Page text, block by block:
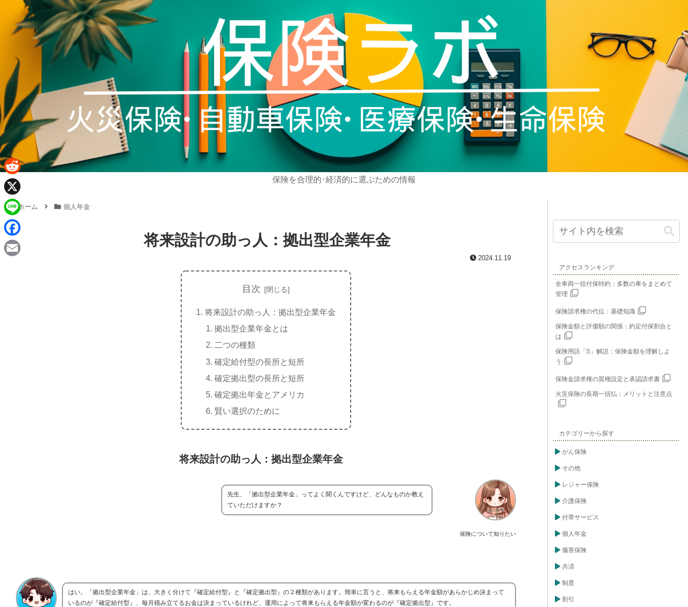
保険を合理的･経済的に選ぶための情報
ホーム 個人年金
将来設計の助っ人：拠出型企業年金
2024.11.19
目次
将来設計の助っ人：拠出型企業年金
拠出型企業年金とは
二つの種類
確定給付型の長所と短所
確定拠出型の長所と短所
確定拠出年金とアメリカ
賢い選択のために
将来設計の助っ人：拠出型企業年金
保険について知りたい
先生、「拠出型企業年金」ってよく聞くんですけど、どんなものか教え
ていただけますか？
はい。「拠出型企業年金」は、大きく分けて『確定給付型』と『確定拠出型』の２種類があります。簡単に言うと、将来もらえる年金額があらかじめ決まって
いるのが『確定給付型』、毎月積み立てるお金は決まっているけれど、運用によって将来もらえる年金額が変わるのが『確定拠出型』です。
アクセスランキング
全車両一括付保特約：多数の車をまとめて
管理
保険請求権の代位：基礎知識
保険金額と評価額の関係：約定付保割合と
は
保険用語「S」解説：保険金額を理解しよ
う
保険金請求権の質権設定と承認請求書
火災保険の長期一括払：メリットと注意点
カテゴリーから探す
がん保険
その他
レジャー保険
介護保険
付帯サービス
個人年金
傷害保険
共済
制度
割引
R
e
d
d
i
X
L
n
F